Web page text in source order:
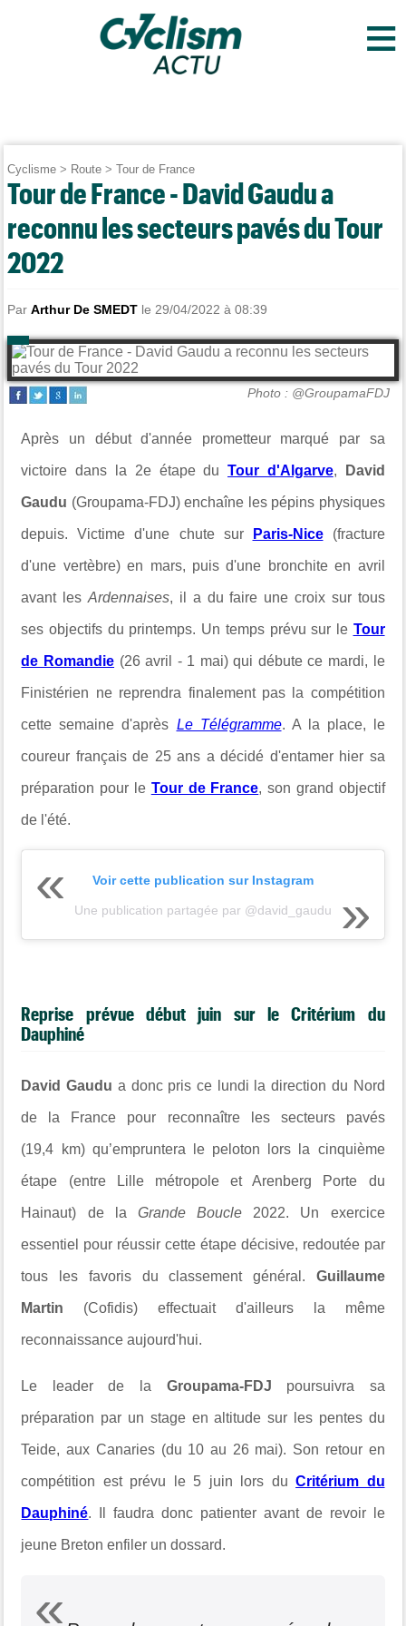
≡
Cyclisme > Route >Tour de France
Tour de France - David Gaudu a
reconnu les secteurs pavés du Tour
2022
ParArthur De SMEDT le 29/04/2022 à 08:39
Photo : @GroupamaFDJ
Après un début d'année prometteur marqué par sa
victoire dans la 2e étape duTour d'Algarve, David
Gaudu (Groupama-FDJ)enchaîne les pépins physiques
depuis. Victime d'une chute sur Paris-Nice(fracture
d'une vertèbre) en mars, puis d'une bronchite en avril
avant lesArdennaises, il a du faire une croix sur tous
ses objectifs du printemps. Un temps prévu sur le Tour
de Romandie (26 avril - 1 mai) qui débute ce mardi, le
Finistérien ne reprendra finalement pas la compétition
cette semaine d'après Le Télégramme. A la place, le
coureur français de 25 ans a décidé d'entamer hier sa
préparation pour le Tour de France, son grand objectif
de l'été.
Voir cette publication sur Instagram
Une publication partagée par @david_gaudu
Reprise prévue début juin sur le Critérium du
Dauphiné
David Gaudu a donc pris ce lundi la direction du Nord
de la France pour reconnaître les secteurs pavés
(19,4 km) qu’empruntera le peloton lors la cinquième
étape (entre Lille métropole et Arenberg Porte du
Hainaut) de la Grande Boucle 2022. Un exercice
essentiel pour réussir cette étape décisive, redoutée par
tous les favoris du classement général. Guillaume
Martin (Cofidis) effectuait d'ailleurs la même
reconnaissance aujourd'hui.
Le leader de la Groupama-FDJ poursuivra sa
préparation par un stage en altitude sur les pentes du
Teide, aux Canaries (du 10 au 26 mai). Son retour en
compétition est prévu le 5 juin lors du Critérium du
Dauphiné. Il faudra donc patienter avant de revoir le
jeune Breton enfiler un dossard.